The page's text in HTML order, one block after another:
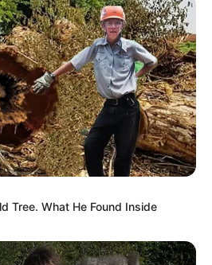
Tree. What He Found Inside